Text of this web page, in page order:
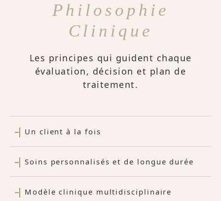
Philosophie
Clinique
Les principes qui guident chaque
évaluation, décision et plan de
traitement.
Un client à la fois
Soins personnalisés et de longue durée
Modèle clinique multidisciplinaire